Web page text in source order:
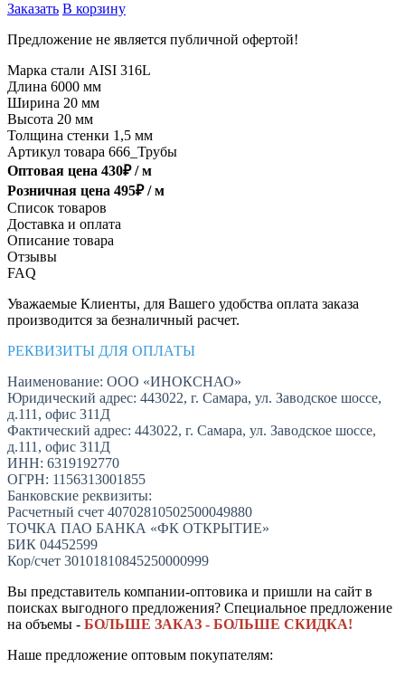
Заказать В корзину
Предложение не является публичной офертой!
Марка стали AISI 316L
Длина 6000 мм
Ширина 20 мм
Высота 20 мм
Толщина стенки 1,5 мм
Артикул товара 666_Трубы
Оптовая цена 430₽ /м
Розничная цена 495₽ /м
Список товаров
Доставка и оплата
Описание товара
Отзывы
FAQ
Уважаемые Клиенты, для Вашего удобства оплата заказа
производится за безналичный расчет.
РЕКВИЗИТЫ ДЛЯ ОПЛАТЫ
Наименование: ООО «ИНОКСНАО»
Юридический адрес: 443022, г. Самара, ул. Заводское шоссе,
д.111, офис 311Д
Фактический адрес: 443022, г. Самара, ул. Заводское шоссе,
д.111, офис 311Д
ИНН: 6319192770
ОГРН: 1156313001855
Банковские реквизиты:
Расчетный счет 40702810502500049880
ТОЧКА ПАО БАНКА «ФК ОТКРЫТИЕ»
БИК 04452599
Кор/счет 30101810845250000999
Вы представитель компании-оптовика и пришли на сайт в
поисках выгодного предложения? Специальное предложение
на объемы - БОЛЬШЕ ЗАКАЗ - БОЛЬШЕ СКИДКА!
Наше предложение оптовым покупателям: